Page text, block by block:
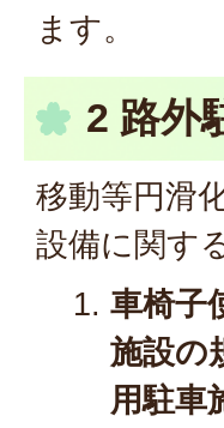
ます。
2 路外
移動等円滑
設備に関す
車椅子
施設の
用駐車